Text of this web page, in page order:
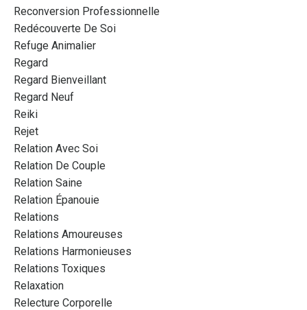
Reconversion Professionnelle
Redécouverte De Soi
Refuge Animalier
Regard
Regard Bienveillant
Regard Neuf
Reiki
Rejet
Relation Avec Soi
Relation De Couple
Relation Saine
Relation Épanouie
Relations
Relations Amoureuses
Relations Harmonieuses
Relations Toxiques
Relaxation
Relecture Corporelle